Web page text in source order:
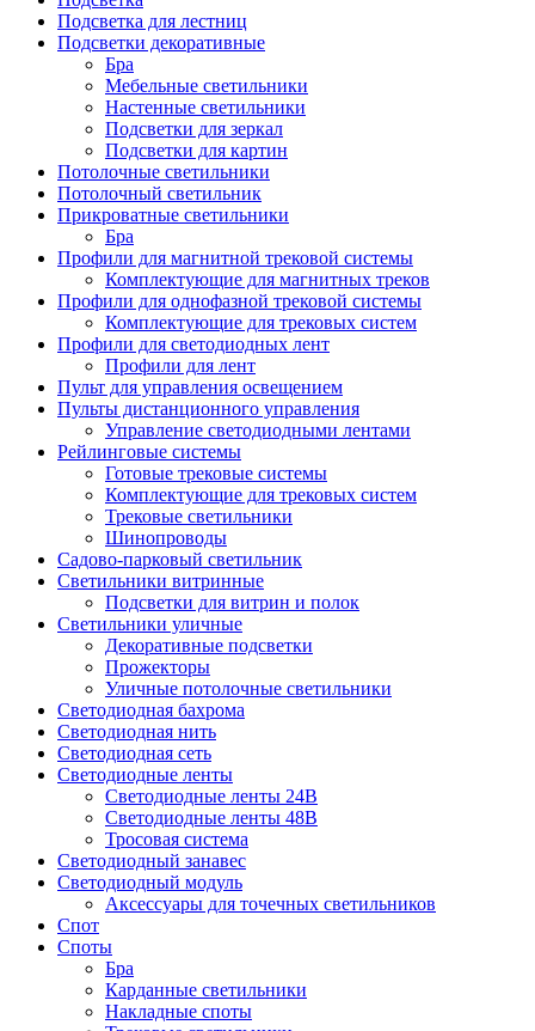
Подсветка для лестниц
Подсветки декоративные
Бра
Мебельные светильники
Настенные светильники
Подсветки для зеркал
Подсветки для картин
Потолочные светильники
Потолочный светильник
Прикроватные светильники
Бра
Профили для магнитной трековой системы
Комплектующие для магнитных треков
Профили для однофазной трековой системы
Комплектующие для трековых систем
Профили для светодиодных лент
Профили для лент
Пульт для управления освещением
Пульты дистанционного управления
Управление светодиодными лентами
Рейлинговые системы
Готовые трековые системы
Комплектующие для трековых систем
Трековые светильники
Шинопроводы
Садово-парковый светильник
Светильники витринные
Подсветки для витрин и полок
Светильники уличные
Декоративные подсветки
Прожекторы
Уличные потолочные светильники
Светодиодная бахрома
Светодиодная нить
Светодиодная сеть
Светодиодные ленты
Светодиодные ленты 24В
Светодиодные ленты 48В
Тросовая система
Светодиодный занавес
Светодиодный модуль
Аксессуары для точечных светильников
Спот
Споты
Бра
Карданные светильники
Накладные споты